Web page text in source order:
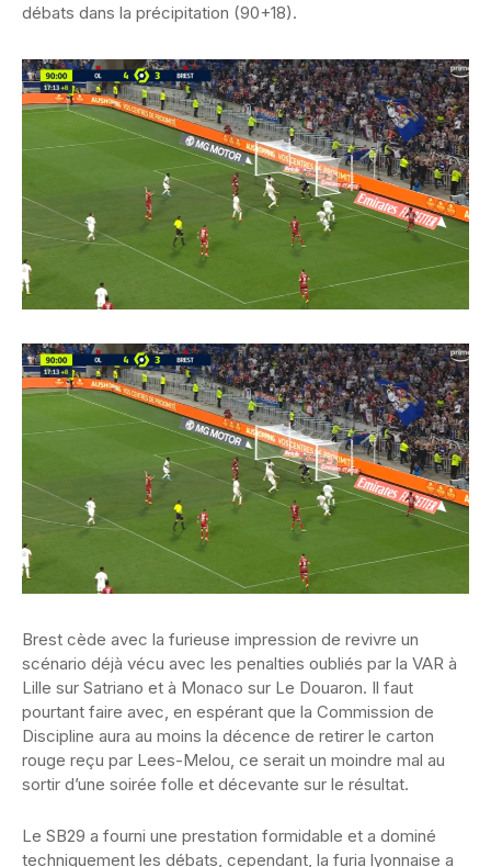
débats dans la précipitation (90+18).
Brest cède avec la furieuse impression de revivre un
scénario déjà vécu avec les penalties oubliés par la VAR à
Lille sur Satriano et à Monaco sur Le Douaron. Il faut
pourtant faire avec, en espérant que la Commission de
Discipline aura au moins la décence de retirer le carton
rouge reçu par Lees-Melou, ce serait un moindre mal au
sortir d’une soirée folle et décevante sur le résultat.
Le SB29 a fourni une prestation formidable et a dominé
techniquement les débats, cependant, la furia lyonnaise a